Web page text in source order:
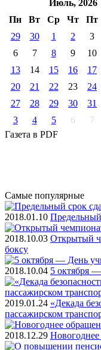
Июль, 2026
Пн
Вт Ср Чт Пт
29
30 1 2 3
6
7 8 9 10
13
14 15 16 17
20
21 22 23 24
27
28 29 30 31
3
4 5 6 7
Газета в PDF
Самые популярные
2018.01.10
2018.10.03 Открытый
боксу
2018.10.04 5 октября
2019.01.24 «Декада
пассажирском
2018.12.29